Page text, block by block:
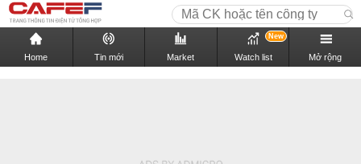
Home Tin mới Market Watch list
New
Mở rộng